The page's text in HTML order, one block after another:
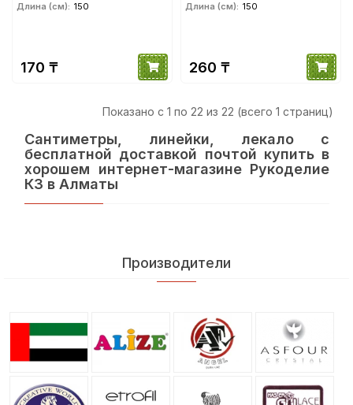
Длина (см): 150
170 ₸
Длина (см): 150
260 ₸
Показано с 1 по 22 из 22 (всего 1 страниц)
Сантиметры, линейки, лекало с
бесплатной доставкой почтой купить в
хорошем интернет-магазине Рукоделие
КЗ в Алматы
Производители